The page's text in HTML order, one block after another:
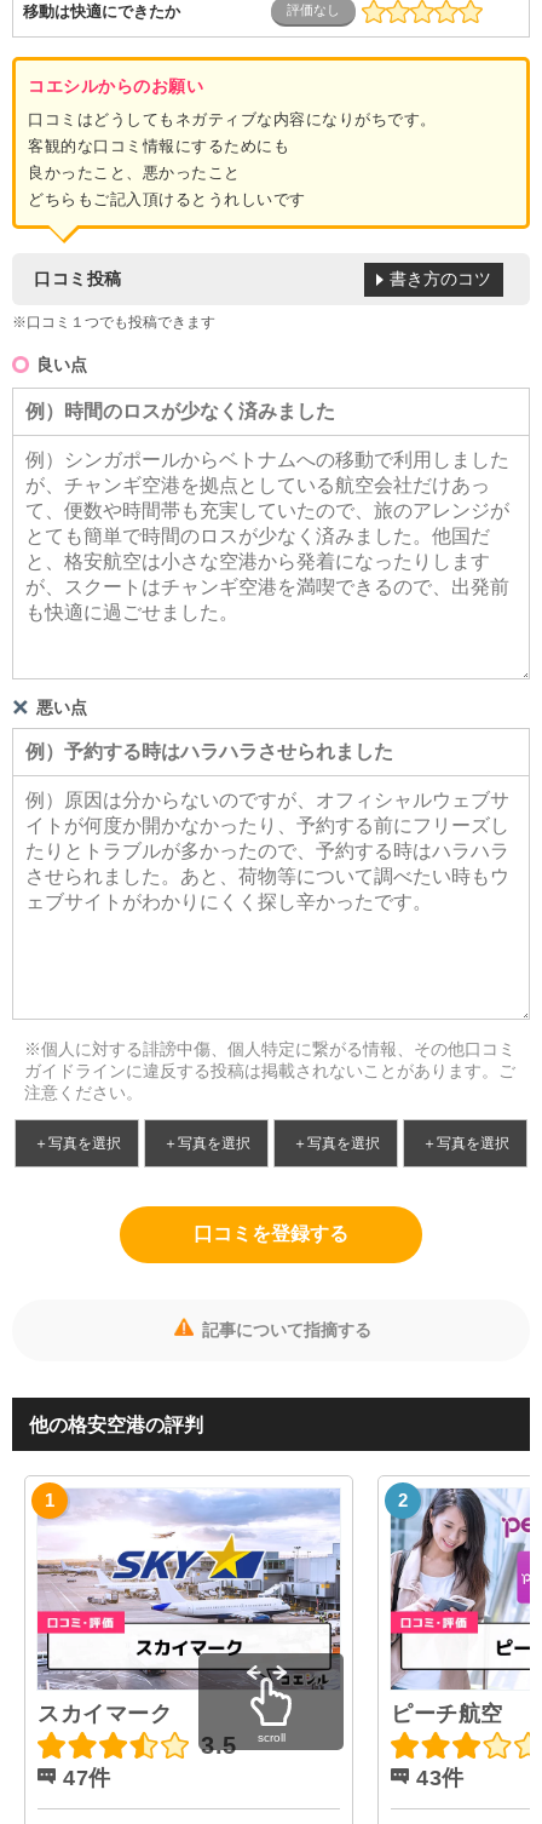
移動は快適にできたか
コエシルからのお願い
口コミはどうしてもネガティブな内容になりがちです。
客観的な口コミ情報にするためにも
良かったこと、悪かったこと
どちらもご記入頂けるとうれしいです
口コミ投稿
※口コミ１つでも投稿できます
書き方のコツ
良い点
悪い点
※個人に対する誹謗中傷、個人特定に繋がる情報、その他口コミ
ガイドラインに違反する投稿は掲載されないことがあります。ご
注意ください。
＋写真を選択 ＋写真を選択 ＋写真を選択 ＋写真を選択
口コミを登録する
記事について指摘する
他の格安空港の評判
スカイマーク
3.5
47件
ピーチ航空
43件
scroll